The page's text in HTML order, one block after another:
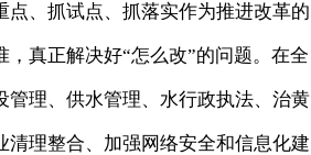
、抓试点、抓落实作为推进改革的
真正解决好“怎么改”的问题。在全
理、供水管理、水行政执法、治黄
理整合、加强网络安全和信息化建